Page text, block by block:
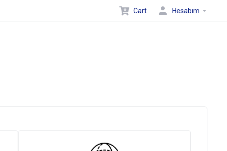
Cart Hesabım